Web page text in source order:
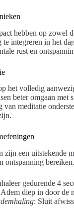
hebben op zowel
te integreren in het
rust en
het volledig
beter omgaan met
van meditatie
zijn een uitstekende
ontspanning
gedurende 4
Adem diep in door de
: Sluit